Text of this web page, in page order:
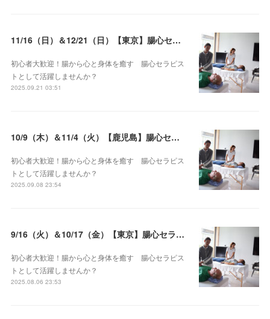
11/16（日）＆12/21（日）【東京】腸心セラピスト養成コース《２日間コース》開講決定
初心者大歓迎！腸から心と身体を癒す 腸心セラピス
トとして活躍しませんか？
2025.09.21 03:51
10/9（木）＆11/4（火）【鹿児島】腸心セラピスト養成コース《２日間コース》開講決定
初心者大歓迎！腸から心と身体を癒す 腸心セラピス
トとして活躍しませんか？
2025.09.08 23:54
9/16（火）＆10/17（金）【東京】腸心セラピスト養成コース《２日間コース》開講決定
初心者大歓迎！腸から心と身体を癒す 腸心セラピス
トとして活躍しませんか？
2025.08.06 23:53